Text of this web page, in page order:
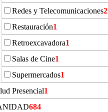
Redes y Telecomunicaciones2
Restauración1
Retroexcavadora1
Salas de Cine1
Supermercados1
Presencial1
684